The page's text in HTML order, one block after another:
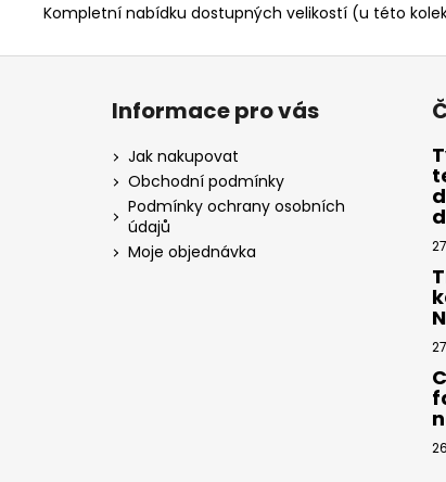
Kompletní nabídku dostupných velikostí (u této
Informace pro vás
Jak nakupovat
Obchodní podmínky
Podmínky ochrany osobních
údajů
Moje objednávka